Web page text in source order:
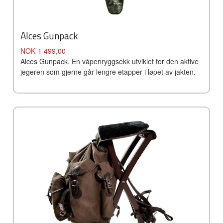
Alces Gunpack
Pris
NOK 1 499,00
Alces Gunpack. En våpenryggsekk utviklet for den aktive
jegeren som gjerne går lengre etapper i løpet av jakten.